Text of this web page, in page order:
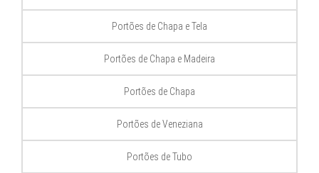
Portões de Chapa e Tela
Portões de Chapa e Madeira
Portões de Chapa
Portões de Veneziana
Portões de Tubo